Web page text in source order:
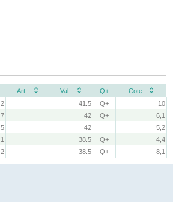
Art. Val. Q+
Cote
2 41.5 Q+
10
7 42 Q+
6,1
5 42
5,2
1 38.5 Q+
4,4
2 38.5 Q+ 8,1